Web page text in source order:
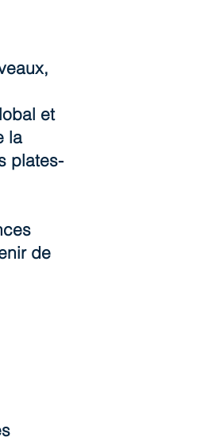
et
la
plates-
de